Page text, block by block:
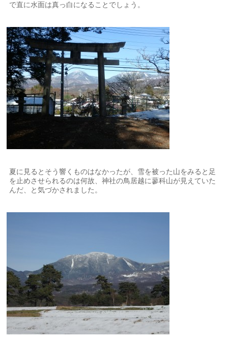
で直に水面は真っ白になることでしょう。
夏に見るとそう響くものはなかったが、雪を被った山をみると足
を止めさせられるのは何故、神社の鳥居越に蓼科山が見えていた
んだ、と気づかされました。